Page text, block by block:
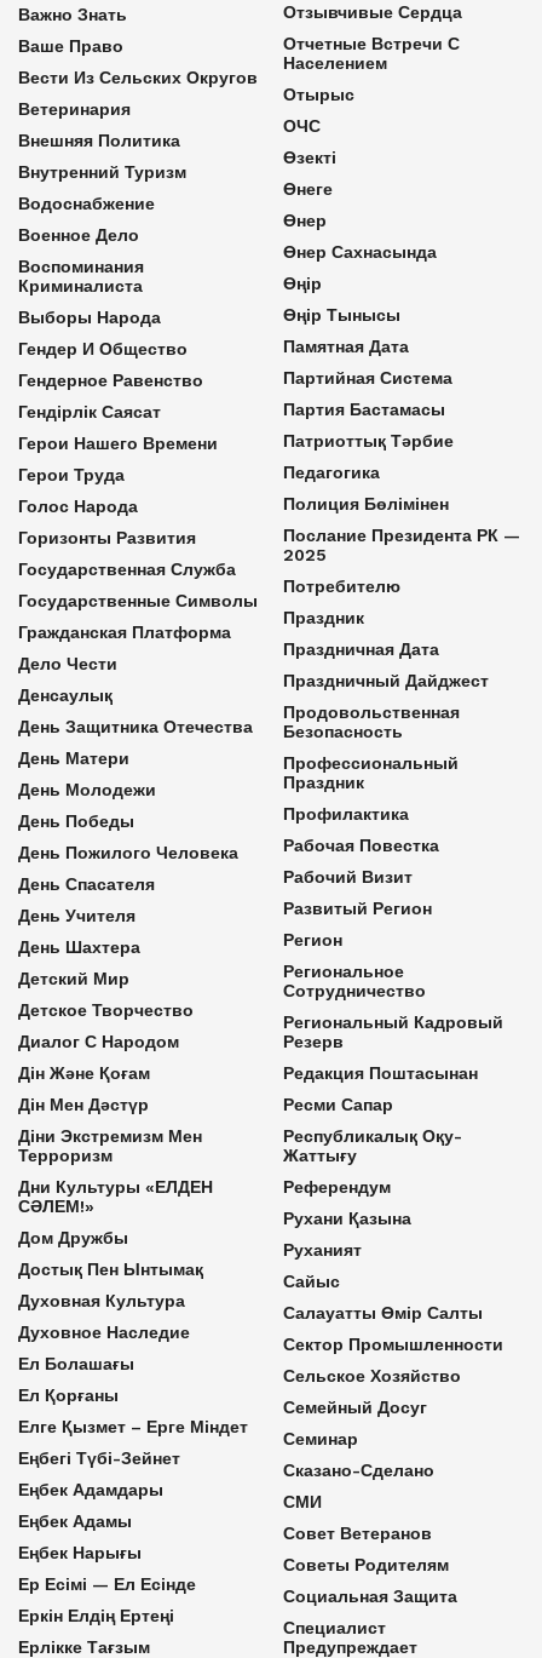
Важно Знать
Ваше Право
Вести Из Сельских Округов
Ветеринария
Внешняя Политика
Внутренний Туризм
Водоснабжение
Военное Дело
Воспоминания
Криминалиста
Выборы Народа
Гендер И Общество
Гендерное Равенство
Гендірлік Саясат
Герои Нашего Времени
Герои Труда
Голос Народа
Горизонты Развития
Государственная Служба
Государственные Символы
Гражданская Платформа
Дело Чести
Денсаулық
День Защитника Отечества
День Матери
День Молодежи
День Победы
День Пожилого Человека
День Спасателя
День Учителя
День Шахтера
Детский Мир
Детское Творчество
Диалог С Народом
Дін Және Қоғам
Дін Мен Дәстүр
Діни Экстремизм Мен
Терроризм
Дни Культуры «ЕЛДЕН
СӘЛЕМ!»
Дом Дружбы
Достық Пен Ынтымақ
Духовная Культура
Духовное Наследие
Ел Болашағы
Ел Қорғаны
Елге Қызмет – Ерге Міндет
Еңбегі Түбі-Зейнет
Еңбек Адамдары
Еңбек Адамы
Еңбек Нарығы
Ер Есімі — Ел Есінде
Еркін Елдің Ертеңі
Ерлікке Тағзым
Отзывчивые Сердца
Отчетные Встречи С
Населением
Отырыс
ОЧС
Өзекті
Өнеге
Өнер
Өнер Сахнасында
Өңір
Өңір Тынысы
Памятная Дата
Партийная Система
Партия Бастамасы
Патриоттық Тәрбие
Педагогика
Полиция Бөлімінен
Послание Президента РК —
2025
Потребителю
Праздник
Праздничная Дата
Праздничный Дайджест
Продовольственная
Безопасность
Профессиональный
Праздник
Профилактика
Рабочая Повестка
Рабочий Визит
Развитый Регион
Регион
Региональное
Сотрудничество
Региональный Кадровый
Резерв
Редакция Поштасынан
Ресми Сапар
Республикалық Оқу-
Жаттығу
Референдум
Рухани Қазына
Руханият
Сайыс
Салауатты Өмір Салты
Сектор Промышленности
Сельское Хозяйство
Семейный Досуг
Семинар
Сказано-Сделано
СМИ
Совет Ветеранов
Советы Родителям
Социальная Защита
Специалист
Предупреждает